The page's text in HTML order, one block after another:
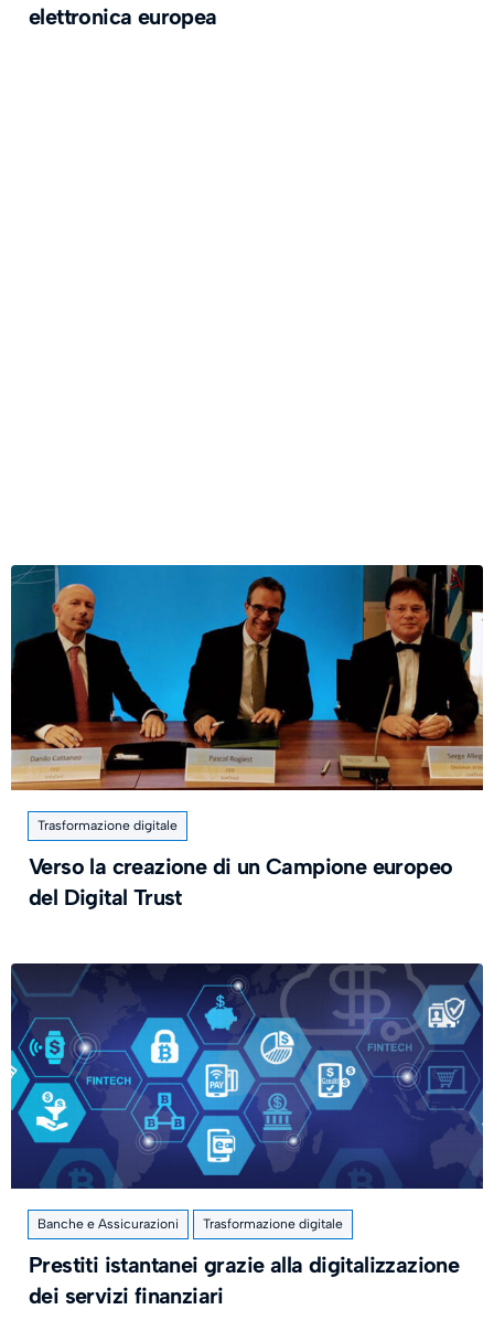
elettronica europea
Trasformazione digitale
Verso la creazione di un Campione europeo
del Digital Trust
Banche e Assicurazioni Trasformazione digitale
Prestiti istantanei grazie alla digitalizzazione
dei servizi finanziari